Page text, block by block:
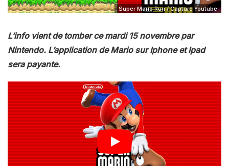
Super Mario Run / Capture Youtube
L’info vient de tomber ce mardi 15 novembre par
Nintendo. L’application de Mario sur Iphone et Ipad
sera payante.